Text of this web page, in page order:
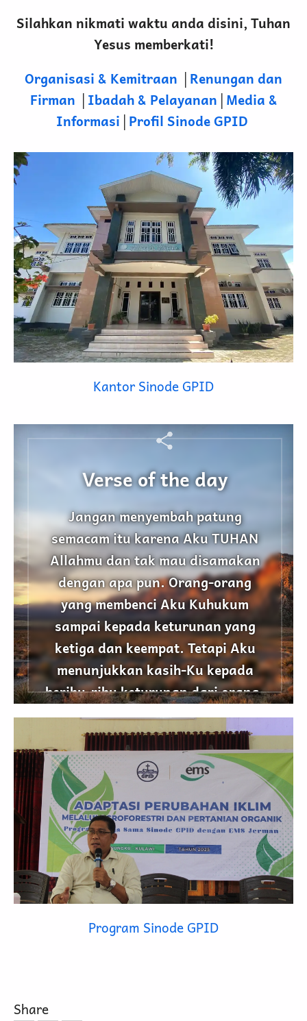
Silahkan nikmati waktu anda disini, Tuhan
Yesus memberkati!
Organisasi & Kemitraan │Renungan dan
Firman │Ibadah & Pelayanan │Media &
Informasi │Profil Sinode GPID
Kantor Sinode GPID
Verse of the day
Jangan menyembah patung
semacam itu karena Aku TUHAN
Allahmu dan tak mau disamakan
dengan apa pun. Orang-orang
yang membenci Aku Kuhukum
sampai kepada keturunan yang
ketiga dan keempat. Tetapi Aku
menunjukkan kasih-Ku kepada
beribu-ribu keturunan dari orang-
orang yang mencintai Aku dan
taat kepada perintah-Ku.
Deuteronomy 5:9
Program Sinode GPID
Share